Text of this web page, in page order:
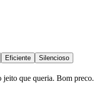
Eficiente
Silencioso
jeito que queria. Bom preco.